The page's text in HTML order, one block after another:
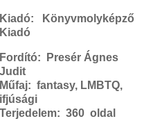
Kiadó: Könyvmolyképző
Kiadó
Fordító:
Presér Ágnes
Judit
Műfaj: fantasy, LMBTQ,
ifjúsági
Terjedelem: 360 oldal